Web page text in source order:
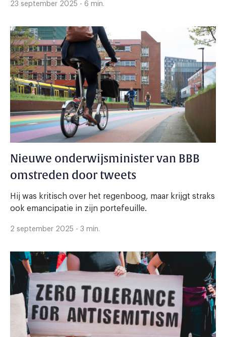
23 september 2025 - 6 min.
Nieuwe onderwijsminister van BBB
omstreden door tweets
Hij was kritisch over het regenboog, maar krijgt straks
ook emancipatie in zijn portefeuille.
2 september 2025 - 3 min.